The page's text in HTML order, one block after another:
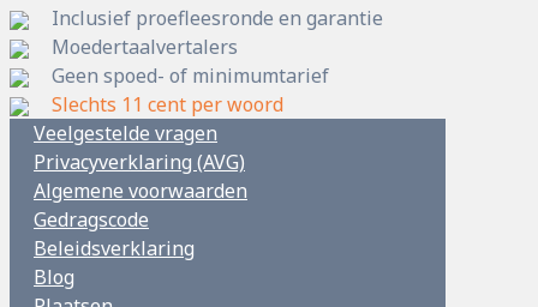
Inclusief proefleesronde en garantie
Moedertaalvertalers
Geen spoed- of minimumtarief
Slechts 11 cent per woord
Veelgestelde vragen
Privacyverklaring (AVG)
Algemene voorwaarden
Gedragscode
Beleidsverklaring
Blog